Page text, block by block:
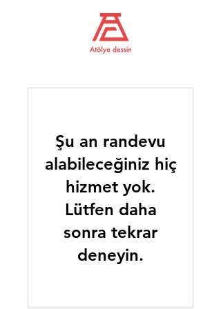
Şu an randevu
alabileceğiniz hiç
hizmet yok.
Lütfen daha
sonra tekrar
deneyin.